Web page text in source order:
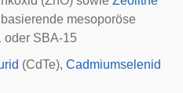
mesoporöse
oder SBA-15
(CdTe), Cadmiumselenid